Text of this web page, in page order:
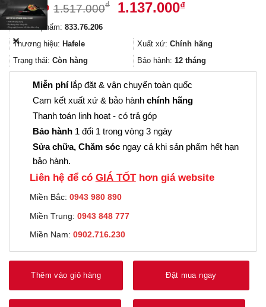
1.517.000₫
Giá
1.517.000₫.
1.137.000₫Giá
là:
1.137.000₫.
Mã sản phẩm: 833.76.206
Thương hiệu: Hafele Xuất xứ: Chính hãng
Trạng thái: Còn hàng Bảo hành: 12 tháng
Miễn phílắp đặt & vận chuyển toàn quốc
Cam kết xuất xứ & bảo hành chính hãng
Thanh toán linh hoạt - có trả góp
Bảo hành 1 đổi 1 trong vòng 3 ngày
Sửa chữa, Chăm sóc ngay cả khi sản phẩm hết hạn
bảo hành.
Liên hệ để có GIÁ TỐThơn giá website
Miền Bắc: 0943 980 890
Miền Trung: 0943 848 777
Miền Nam: 0902.716.230
Thêm vào giỏ hàng Đặt mua ngay
✕